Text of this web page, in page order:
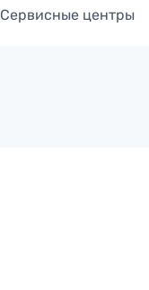
Сервисные центры